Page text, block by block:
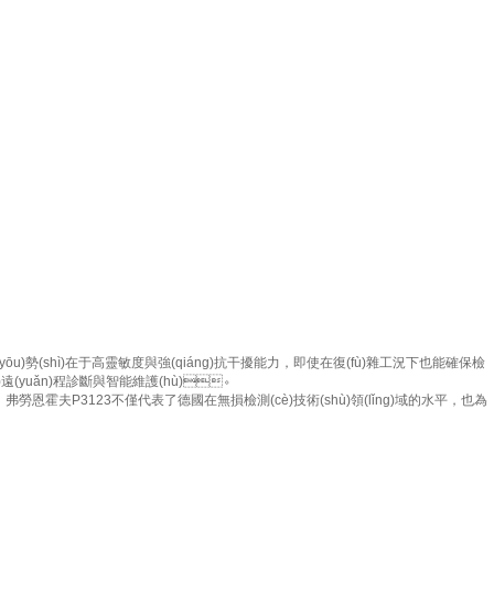
勢(shì)在于高靈敏度與強(qiáng)抗干擾能力，即使在復(fù)雜工況下也能確保檢
遠(yuǎn)程診斷與智能維護(hù)。
恩霍夫P3123不僅代表了德國在無損檢測(cè)技術(shù)領(lǐng)域的水平，也為